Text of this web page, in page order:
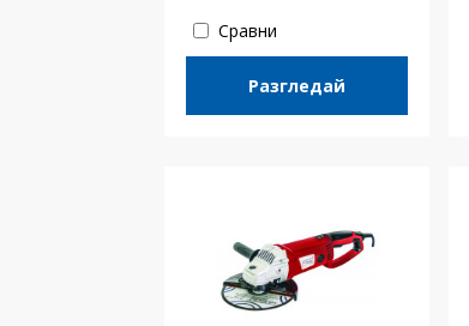
Сравни
Разгледай